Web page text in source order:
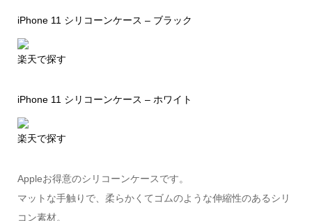
iPhone 11 シリコーンケース – ブラック
楽天で探す
iPhone 11 シリコーンケース – ホワイト
楽天で探す
Appleお得意のシリコーンケースです。
マットな手触りで、柔らかくてゴムのような伸縮性のあるシリ
コン素材。